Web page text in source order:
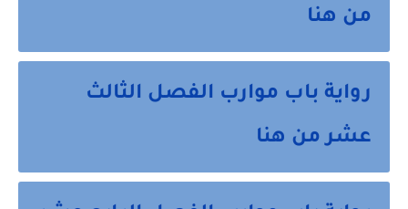
من هنا
رواية باب موارب الفصل الثالث
عشر من هنا